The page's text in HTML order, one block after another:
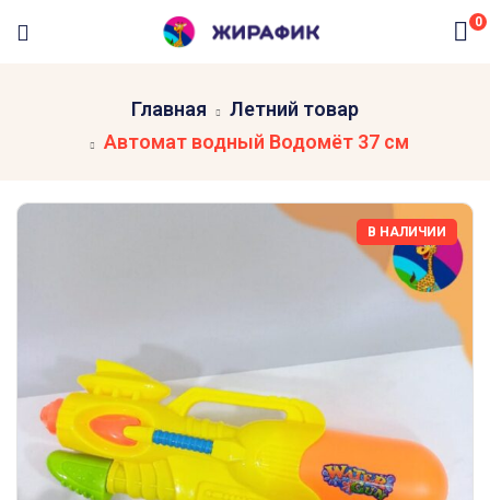
0
Главная
Летний товар
Автомат водный Водомёт 37 см
В НАЛИЧИИ